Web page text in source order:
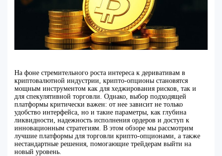
На фоне стремительного роста интереса к деривативам в
криптовалютной индустрии, крипто-опционы становятся
мощным инструментом как для хеджирования рисков, так и
для спекулятивной торговли. Однако, выбор подходящей
платформы критически важен: от нее зависит не только
удобство интерфейса, но и такие параметры, как глубина
ликвидности, надежность исполнения ордеров и доступ к
инновационным стратегиям. В этом обзоре мы рассмотрим
лучшие платформы для торговли крипто-опционами, а также
нестандартные решения, помогающие трейдерам выйти на
новый уровень.